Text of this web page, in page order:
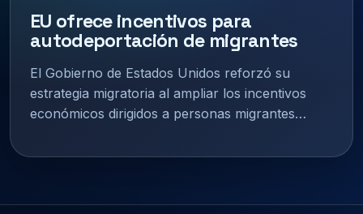
EU ofrece incentivos para
autodeportación de migrantes
El Gobierno de Estados Unidos reforzó su
estrategia migratoria al ampliar los incentivos
económicos dirigidos a personas migrantes…